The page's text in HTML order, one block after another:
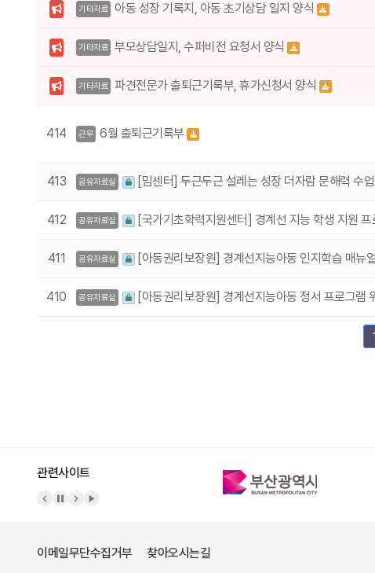
기타자료 아동 성장 기록지, 아동 초기상담 일지 양식
기타자료 부모상담일지, 수퍼비전 요청서 양식
기타자료 파견전문가 출퇴근기록부, 휴가신청서 양식
414 근무 6월 출퇴근기록부
413 공유자료실 [밈센터] 두근두근 설레는 성장 더자람 문해력 수
412 공유자료실 [국가기초학력지원센터] 경계선 지능 학생 지원
411 공유자료실 [아동권리보장원] 경계선지능아동 인지학습 매뉴
410 공유자료실 [아동권리보장원] 경계선지능아동 정서 프로그램
관련사이트
이메일무단수집거부 찾아오시는길